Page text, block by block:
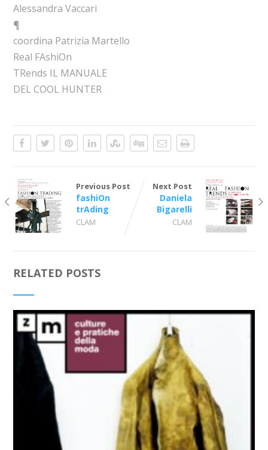
Alessandra Vaccari
¶
coordina Patrizia Martello
Real FAshiOn
TRends IL MANUALE
DEL COOL HUNTER
Previous Post
fashiOn
trAding
CLAM
Next Post
Daniela
Bigarelli
CLAM
RELATED POSTS